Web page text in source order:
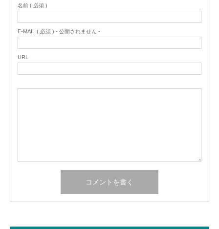
名前 ( 必須 )
E-MAIL ( 必須 ) - 公開されません -
URL